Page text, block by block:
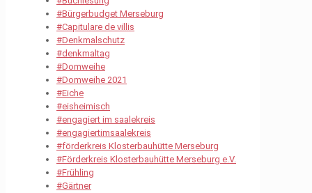
#Bürgerbudget Merseburg
#Capitulare de villis
#Denkmalschutz
#denkmaltag
#Domweihe
#Domweihe 2021
#Eiche
#eisheimisch
#engagiert im saalekreis
#engagiertimsaalekreis
#förderkreis Klosterbauhütte Merseburg
#Förderkreis Klosterbauhütte Merseburg e.V.
#Frühling
#Gärtner